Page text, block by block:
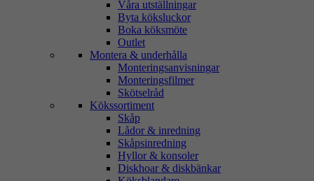
Våra utställningar
Byta köksluckor
Boka köksmöte
Outlet
Montera & underhålla
Monteringsanvisningar
Monteringsfilmer
Skötselråd
Kökssortiment
Skåp
Lådor & inredning
Skåpsinredning
Hyllor & konsoler
Diskhoar & diskbänkar